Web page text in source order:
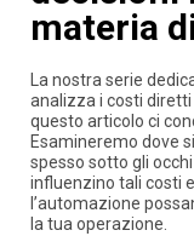
materia
La nostra serie
analizza i costi
questo articolo ci
Esamineremo dove
spesso sotto gli
influenzino tali costi
l’automazione
la tua operazione.